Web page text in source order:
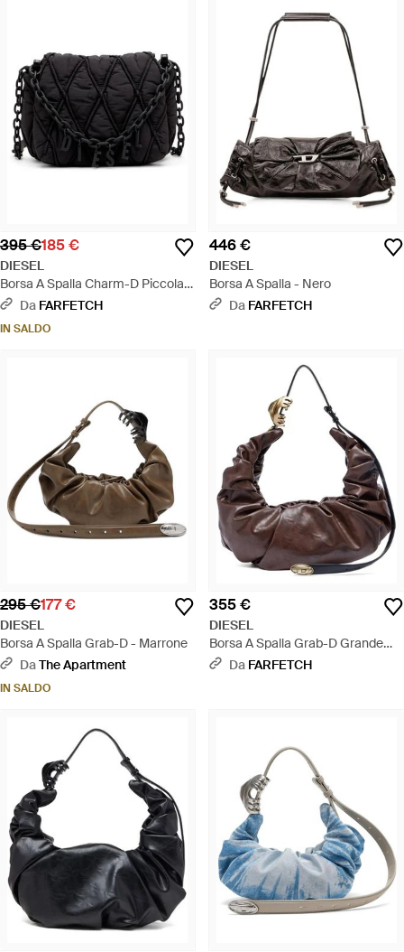
395 €185 €
DIESEL
Borsa A Spalla Charm-D Piccola -
NeroDa FARFETCH
IN SALDO
446 €
DIESEL
Borsa A Spalla - Nero
Da FARFETCH
295 €177 €
DIESEL
Borsa A Spalla Grab-D - Marrone
DaThe Apartment
IN SALDO
355 €
DIESEL
Borsa A Spalla Grab-D Grande
Con Ruches - Marrone
Da FARFETCH